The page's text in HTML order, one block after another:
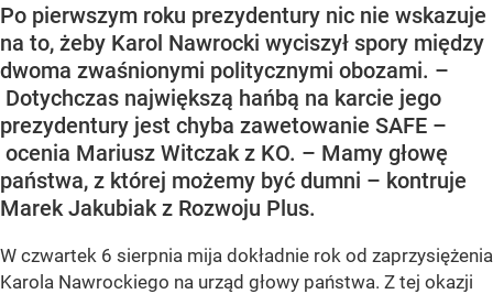
Po pierwszym roku prezydentury nic nie wskazuje
na to, żeby Karol Nawrocki wyciszył spory między
dwoma zwaśnionymi politycznymi obozami. –
Dotychczas największą hańbą na karcie jego
prezydentury jest chyba zawetowanie SAFE –
ocenia Mariusz Witczak z KO. – Mamy głowę
państwa, z której możemy być dumni – kontruje
Marek Jakubiak z Rozwoju Plus.
W czwartek 6 sierpnia mija dokładnie rok od zaprzysiężenia
Karola Nawrockiego na urząd głowy państwa. Z tej okazji